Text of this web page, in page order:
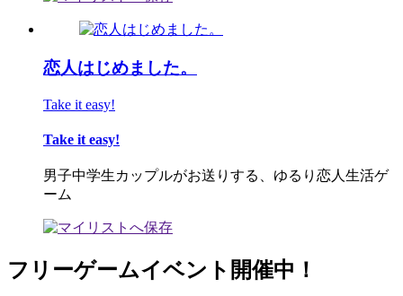
恋人はじめました。
Take it easy!
Take it easy!
男子中学生カップルがお送りする、ゆるり恋人生活ゲ
ーム
フリーゲームイベント開催中！